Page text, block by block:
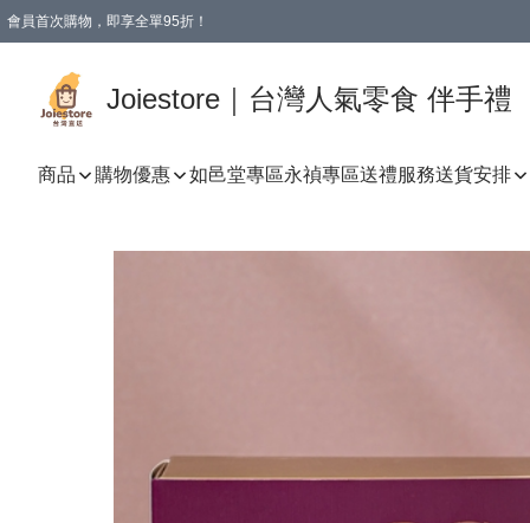
會員首次購物，即享全單95折！
Joiestore｜台灣人氣零食 伴手禮
商品 購物優惠 如邑堂專區永禎專區送禮服務送貨安排